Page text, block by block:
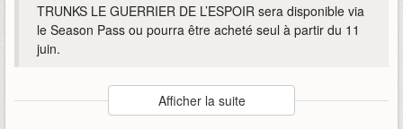
TRUNKS LE GUERRIER DE L’ESPOIR sera disponible via
le Season Pass ou pourra être acheté seul à partir du 11
juin.
Auteur
Bandai Namco
: Mind
Afficher la suite